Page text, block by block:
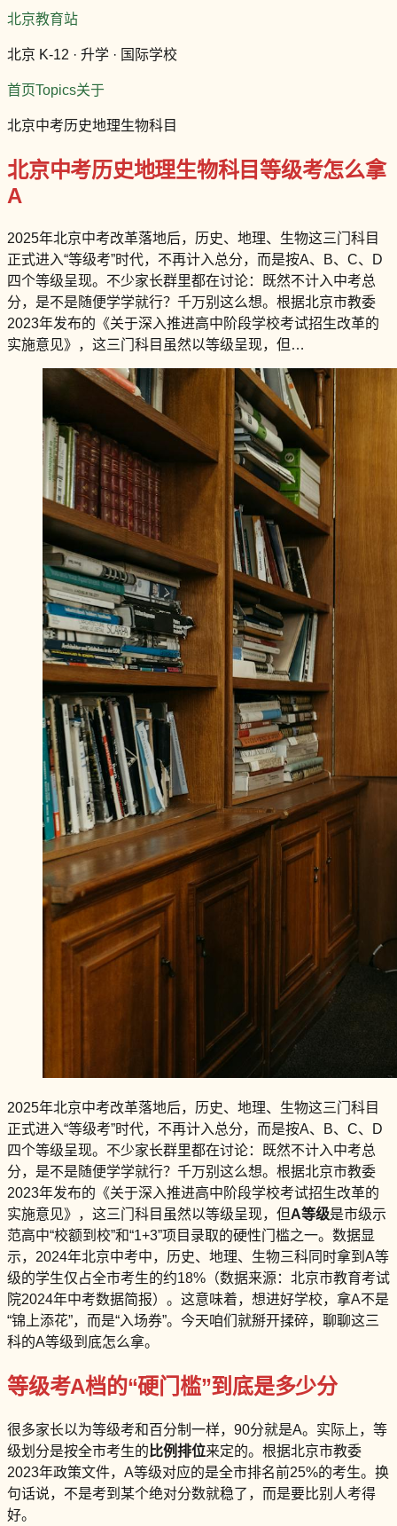
北京教育站
北京 K-12 · 升学 · 国际学校
首页Topics关于
北京中考历史地理生物科目
北京中考历史地理生物科目等级考怎么拿
A
2025年北京中考改革落地后，历史、地理、生物这三门科目
正式进入“等级考”时代，不再计入总分，而是按A、B、C、D
四个等级呈现。不少家长群里都在讨论：既然不计入中考总
分，是不是随便学学就行？千万别这么想。根据北京市教委
2023年发布的《关于深入推进高中阶段学校考试招生改革的
实施意见》，这三门科目虽然以等级呈现，但…
2025年北京中考改革落地后，历史、地理、生物这三门科目
正式进入“等级考”时代，不再计入总分，而是按A、B、C、D
四个等级呈现。不少家长群里都在讨论：既然不计入中考总
分，是不是随便学学就行？千万别这么想。根据北京市教委
2023年发布的《关于深入推进高中阶段学校考试招生改革的
实施意见》，这三门科目虽然以等级呈现，但A等级是市级示
范高中“校额到校”和“1+3”项目录取的硬性门槛之一。数据显
示，2024年北京中考中，历史、地理、生物三科同时拿到A等
级的学生仅占全市考生的约18%（数据来源：北京市教育考试
院2024年中考数据简报）。这意味着，想进好学校，拿A不是
“锦上添花”，而是“入场券”。今天咱们就掰开揉碎，聊聊这三
科的A等级到底怎么拿。
等级考A档的“硬门槛”到底是多少分
很多家长以为等级考和百分制一样，90分就是A。实际上，等
级划分是按全市考生的 比例排位来定的。根据北京市教委
2023年政策文件，A等级对应的是全市排名前25%的考生。换
句话说，不是考到某个绝对分数就稳了，而是要比别人考得
好。